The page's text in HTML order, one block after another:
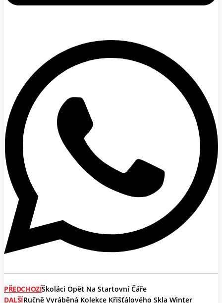
PŘEDCHOZÍŠkoláci Opět Na Startovní Čáře
DALŠÍRučně Vyráběná Kolekce Křišťálového Skla Winter